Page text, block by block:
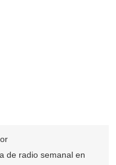
de radio semanal en